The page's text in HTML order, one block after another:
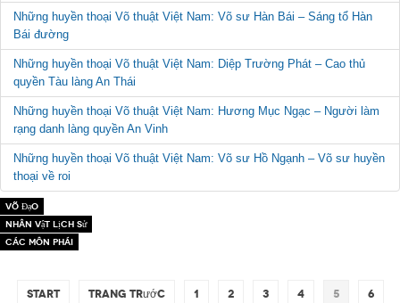
Những huyền thoại Võ thuật Việt Nam: Võ sư Hàn Bái – Sáng tổ Hàn
Bái đường
Những huyền thoại Võ thuật Việt Nam: Diệp Trường Phát – Cao thủ
quyền Tàu làng An Thái
Những huyền thoại Võ thuật Việt Nam: Hương Mục Ngạc – Người làm
rạng danh làng quyền An Vinh
Những huyền thoại Võ thuật Việt Nam: Võ sư Hồ Ngạnh – Võ sư huyền
thoại về roi
Võ Đạo
Nhân vật lịch sử
Các môn phái
Start Trang trước 1 2 3 4 5 6